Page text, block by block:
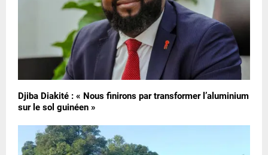
Djiba Diakité : « Nous finirons par transformer l’aluminium
sur le sol guinéen »